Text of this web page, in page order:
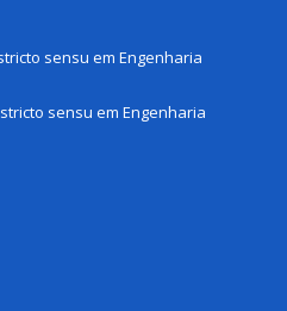
sensu em Engenharia
sensu em Engenharia